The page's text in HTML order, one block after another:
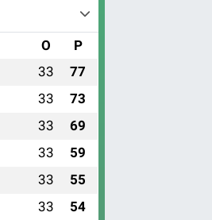
O P
33 77
33 73
33 69
33 59
33 55
33 54